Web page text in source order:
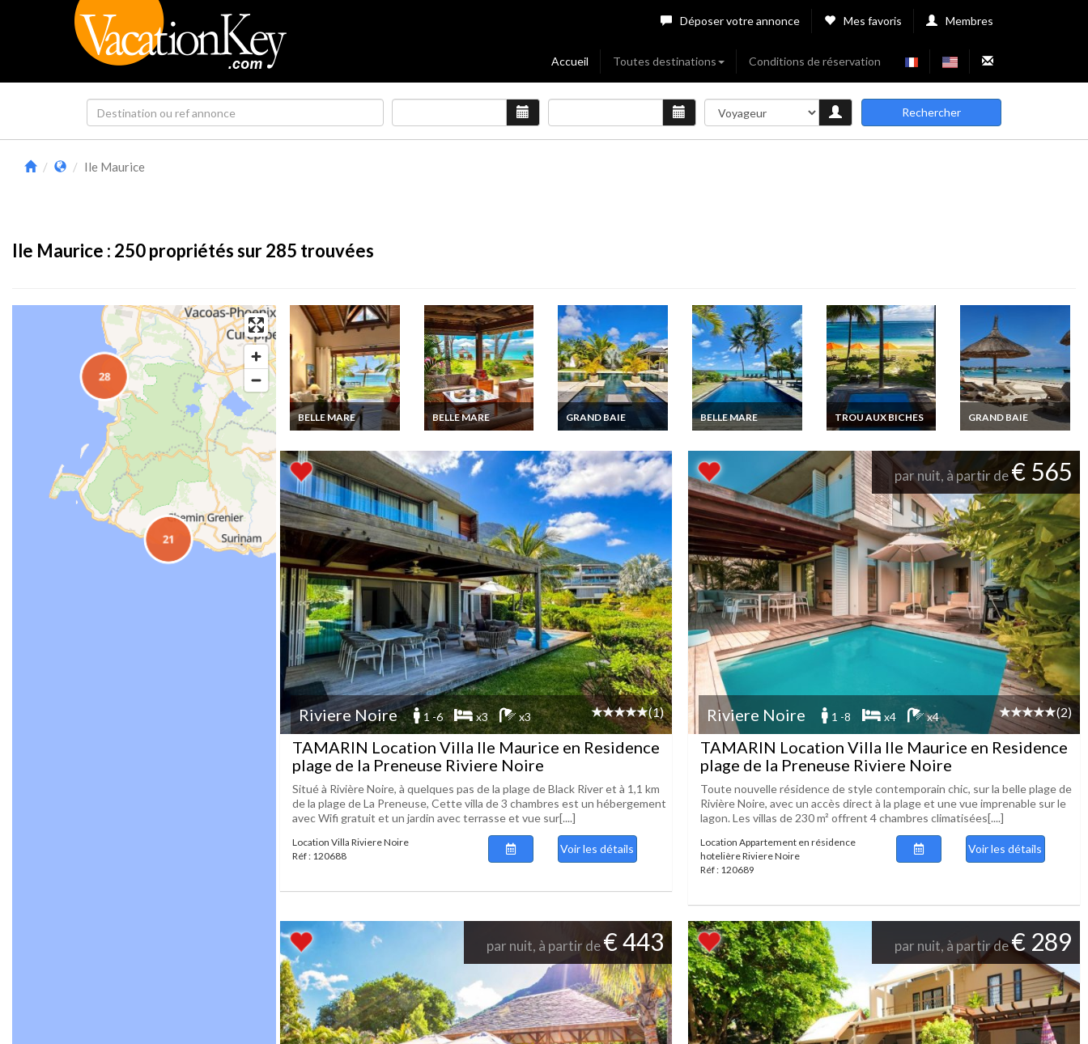
Déposer votre annonce Mes favoris Membres
Accueil Toutes destinations Conditions de réservation
Rechercher
Ile Maurice
Ile Maurice : 250propriétés sur 285 trouvées
BELLE MARE
Location Villa Ile
l'eau Belle Mare
Plage Chef cuisinier
BELLE MARE
Location Villa Ile
de Belle Mare piscine
privée Cote Est
GRAND BAIE
Location villa Luxe Ile
piscine privée accès
beach club
BELLE MARE
Location Villa Ile
l'eau sur la Plage de
Belle Mare, piscine
privée
TROU AUX BICHES
Location villa Ile
l'eau sur la plage de
Trou aux Biches avec
personnel
GRAND BAIE
Location villa Ile
privée et accès plage
privée Grand Baie
Riviere Noire 1 -6 x3 x3 (1)
TAMARIN Location Villa Ile Maurice en Residence
plage de la Preneuse Riviere Noire
Situé à Rivière Noire, à quelques pas de la plage de Black River et à 1,1 km
de la plage de La Preneuse, Cette villa de 3 chambres est un hébergement
avec Wifi gratuit et un jardin avec terrasse et vue sur[....]
Location Villa Riviere Noire
Réf : 120688
Voir les détails
par nuit, à partir de€ 565
Riviere Noire 1 -8 x4 x4 (2)
TAMARIN Location Villa Ile Maurice en Residence
plage de la Preneuse Riviere Noire
Toute nouvelle résidence de style contemporain chic, sur la belle plage de
Rivière Noire, avec un accès direct à la plage et une vue imprenable sur le
lagon. Les villas de 230 m² offrent 4 chambres climatisées[....]
Location Appartement en résidence
hotelière Riviere Noire
Réf : 120689
Voir les détails
par nuit, à partir de€ 443 par nuit, à partir de€ 289